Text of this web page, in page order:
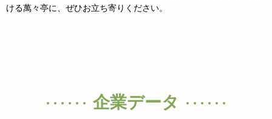
ける萬々亭に、ぜひお立ち寄りください。
企業データ